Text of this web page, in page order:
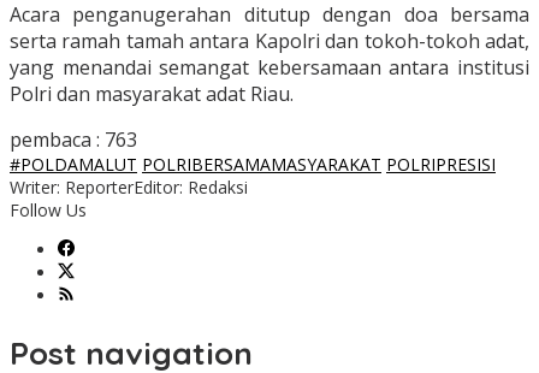
Acara penganugerahan ditutup dengan doa bersama
serta ramah tamah antara Kapolri dan tokoh-tokoh adat,
yang menandai semangat kebersamaan antara institusi
Polri dan masyarakat adat Riau.
pembaca : 763
#POLDAMALUT POLRIBERSAMAMASYARAKAT POLRIPRESISI
Writer: ReporterEditor: Redaksi
Follow Us
Post navigation